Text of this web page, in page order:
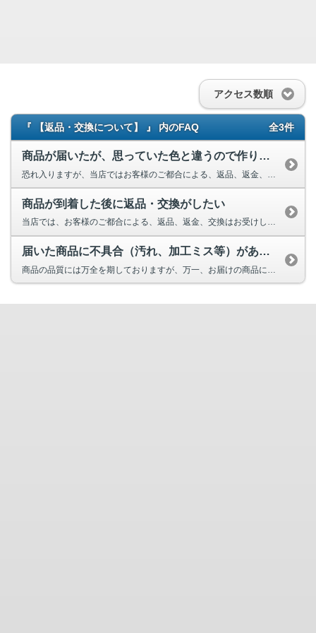
アクセス数順
『 【返品・交換について】 』 内のFAQ 全3件
商品が届いたが、思っていた色と違うので作り直したい
恐れ入りますが、当店ではお客様のご都合による、返品、返金、交換はお受けしておりません。 商品に不備（汚れ、枚数不足、加工ミス等）があった場合のみ受付しております。 商品の色につきましては、お客様のモニター環境によって実物と異なって見える場合がございます。 効率的な運営により、皆様に...
商品が到着した後に返品・交換がしたい
当店では、お客様のご都合による、返品、返金、交換はお受けしておりません。 当店の返品・交換につきましては、商品に不備（汚れ、枚数不足、加工ミス等）があった場合のみ受付しております。 ※必ず事前にご連絡をお願い致します。ご連絡なく返品された場合には対応できかね...
届いた商品に不具合（汚れ、加工ミス等）があった